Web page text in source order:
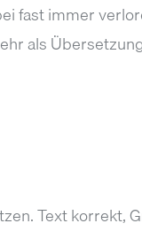
fast immer
als
Text korrekt,